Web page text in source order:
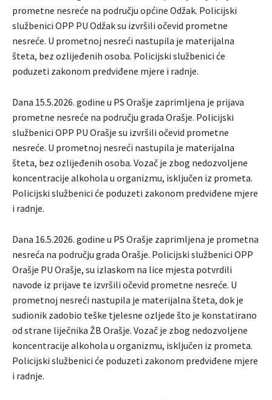
prometne nesreće na području općine Odžak. Policijski
službenici OPP PU Odžak su izvršili očevid prometne
nesreće. U prometnoj nesreći nastupila je materijalna
šteta, bez ozlijeđenih osoba. Policijski službenici će
poduzeti zakonom predviđene mjere i radnje.
Dana 15.5.2026. godine u PS Orašje zaprimljena je prijava
prometne nesreće na području grada Orašje. Policijski
službenici OPP PU Orašje su izvršili očevid prometne
nesreće. U prometnoj nesreći nastupila je materijalna
šteta, bez ozlijeđenih osoba. Vozač je zbog nedozvoljene
koncentracije alkohola u organizmu, isključen iz prometa.
Policijski službenici će poduzeti zakonom predviđene mjere
i radnje.
Dana 16.5.2026. godine u PS Orašje zaprimljena je prometna
nesreća na području grada Orašje. Policijski službenici OPP
Orašje PU Orašje, su izlaskom na lice mjesta potvrdili
navode iz prijave te izvršili očevid prometne nesreće. U
prometnoj nesreći nastupila je materijalna šteta, dok je
sudionik zadobio teške tjelesne ozljede što je konstatirano
od strane liječnika ŽB Orašje. Vozač je zbog nedozvoljene
koncentracije alkohola u organizmu, isključen iz prometa.
Policijski službenici će poduzeti zakonom predviđene mjere
i radnje.